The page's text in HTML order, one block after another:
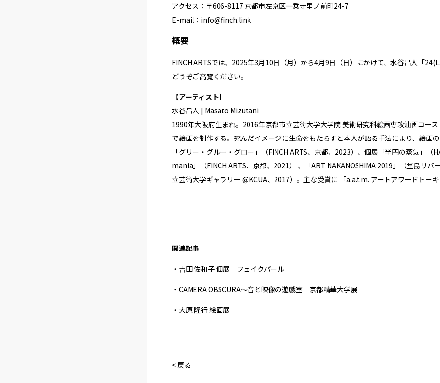
アクセス：〒606-8117 京都市左京区一乗寺里ノ前町24-7
E-mail： info@finch.link
概要
FINCH ARTSでは、2025年3月10日（月）から4月9日（日）にかけて、水谷昌人「
どうぞご高覧ください。
【アーティスト】
水谷昌人 | Masato Mizutani
1990年大阪府生まれ。2016年京都市立芸術大学大学院 美術研究科絵画専攻油画コー
で絵画を制作する。死んだイメージに生命をもたらすと本人が語る手法により、絵画
「グリー・グルー・グロー」（FINCH ARTS、京都、2023）、個展「半円の蒸気」（
mania」（FINCH ARTS、京都、2021） 、「ART NAKANOSHIMA 2019」（堂島リ
立芸術大学ギャラリー @KCUA、2017）。主な受賞に 「a.a.t.m. アートアワードトー
関連記事
・吉田 佐和子 個展 フェイクパール
・CAMERA OBSCURA～音と映像の遊戯室 京都精華大学展
・大原 隆行 絵画展
< 戻る